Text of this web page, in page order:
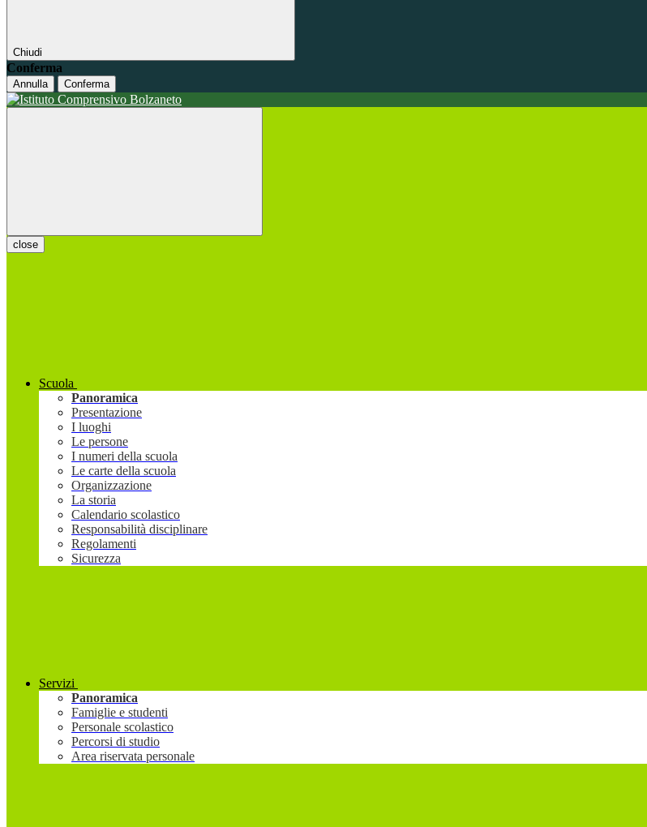
Chiudi
Conferma
Annulla Conferma
close
Scuola
Panoramica
Presentazione
I luoghi
Le persone
I numeri della scuola
Le carte della scuola
Organizzazione
La storia
Calendario scolastico
Responsabilità disciplinare
Regolamenti
Sicurezza
Servizi
Panoramica
Famiglie e studenti
Personale scolastico
Percorsi di studio
Area riservata personale